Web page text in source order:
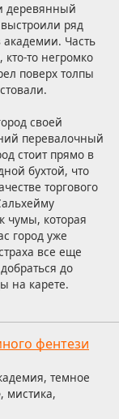
деревянный
ряд
академии. Часть
то негромко
поверх толпы
своей
перевалочный
стоит прямо в
бухтой, что
торгового
чумы, которая
город уже
все еще
до
на карете.
фентези
темное
, мистика,